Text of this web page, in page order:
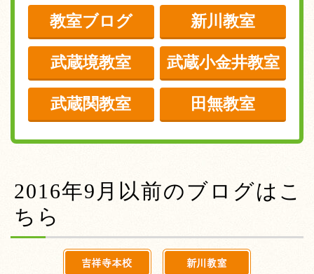
教室ブログ 新川教室
武蔵境教室 武蔵小金井教室
武蔵関教室 田無教室
2016年9月以前のブログはこ
ちら